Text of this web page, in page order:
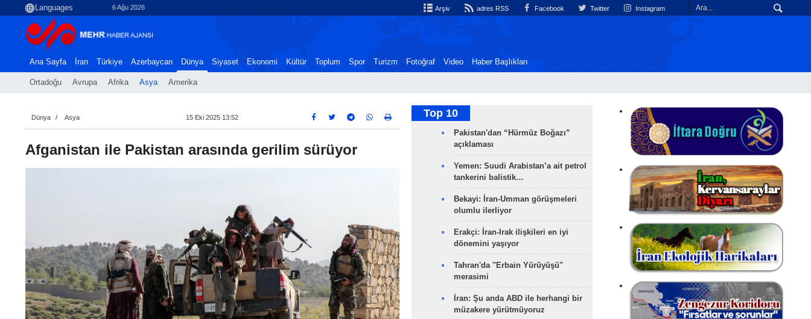
6 Ağu 2026 Arşiv adres RSS Facebook Twitter Instagram
Ana Sayfa İran Türkiye Azerbaycan Dünya
Ortadoğu Avrupa Afrika Asya Amerika
Siyaset Ekonomi Kültür Toplum Spor Turizm Fotoğraf Video Haber Başlıkları
Dünya Asya 15 Eki 2025 13:52
Afganistan ile Pakistan arasında gerilim sürüyor
Top 10
Pakistan'dan “Hürmüz Boğazı”
açıklaması
Yemen: Suudi Arabistan’a ait petrol
tankerini balistik…
Bekayi: İran-Umman görüşmeleri
olumlu ilerliyor
Erakçi: İran-Irak ilişkileri en iyi
dönemini yaşıyor
Tahran'da ''Erbain Yürüyüşü''
merasimi
İran: Şu anda ABD ile herhangi bir
müzakere yürütmüyoruz